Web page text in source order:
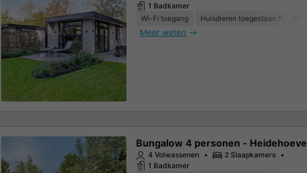
1 Badkamer
Wi-Fi toegang
Huisdieren toegestaan *
Meer weten
Bungalow 4 personen - Heidehoeve
4 Volwassenen
2 Slaapkamers
1 Badkamer